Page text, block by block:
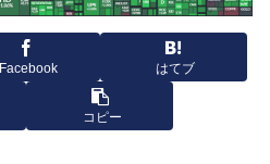
Facebook はてブ
コピー